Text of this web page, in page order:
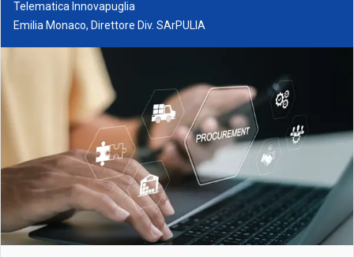
Telematica Innovapuglia
Emilia Monaco, Direttore Div. SArPULIA